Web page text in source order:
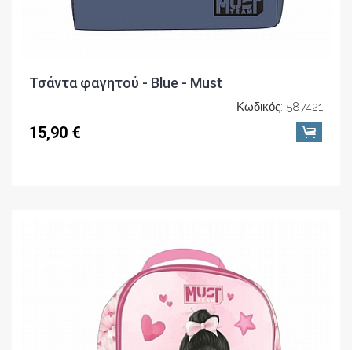
Τσάντα φαγητού - Blue - Must
Κωδικός: 587421
15,90 €